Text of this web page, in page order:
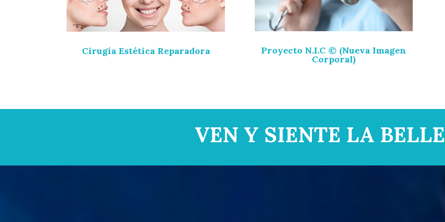
Cirugía Estética Reparadora Proyecto N.I.C © (Nueva Imagen
Corporal)
VEN Y SIENTE LA